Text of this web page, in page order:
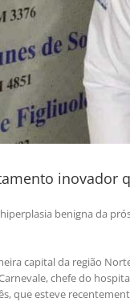
inovador
benigna da
capital da região
chefe do
que esteve